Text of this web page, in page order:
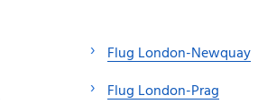
Flug London-Newquay
Flug London-Prag